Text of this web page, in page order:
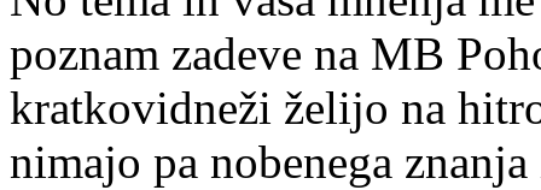
poznam zadeve na MB
kratkovidneži želijo na
nimajo pa nobenega